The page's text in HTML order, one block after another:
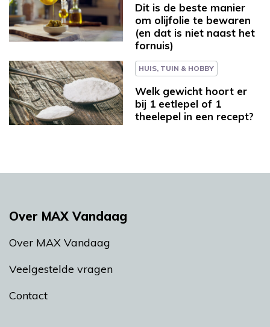
Dit is de beste manier
om olijfolie te bewaren
(en dat is niet naast het
fornuis)
HUIS, TUIN & HOBBY
Welk gewicht hoort er
bij 1 eetlepel of 1
theelepel in een recept?
Over MAX Vandaag
Over MAX Vandaag
Veelgestelde vragen
Contact